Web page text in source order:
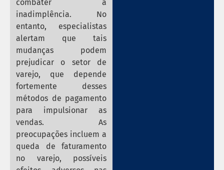
combater a
inadimplência. No
entanto, especialistas
alertam que tais
mudanças podem
prejudicar o setor de
varejo, que depende
fortemente desses
métodos de pagamento
para impulsionar as
vendas. As
preocupações incluem a
queda de faturamento
no varejo, possíveis